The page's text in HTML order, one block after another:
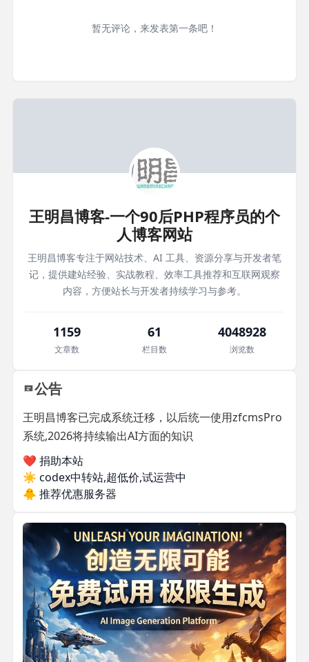
暂无评论，来发表第一条吧！
王明昌博客-一个90后PHP程序员的个
人博客网站
王明昌博客专注于网站技术、AI 工具、资源分享与开发者笔
记，提供建站经验、实战教程、效率工具推荐和互联网观察
内容，方便站长与开发者持续学习与参考。
1159
文章数
61
栏目数
4048928
浏览数
公告
王明昌博客已完成系统迁移，以后统一使用zfcmsPro
系统,2026将持续输出AI方面的知识
❤️ 捐助本站
☀️ codex中转站,超低价,试运营中
🐥 推荐优惠服务器